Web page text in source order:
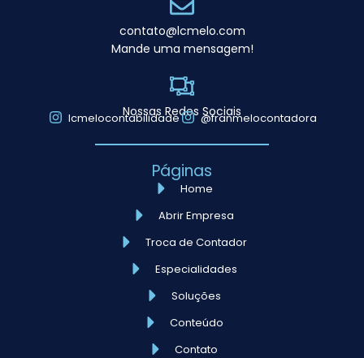
contato@lcmelo.com
Mande uma mensagem!
Nossas Redes Sociais
lcmelocontabilidade @franmelocontadora
Páginas
Home
Abrir Empresa
Troca de Contador
Especialidades
Soluções
Conteúdo
Contato